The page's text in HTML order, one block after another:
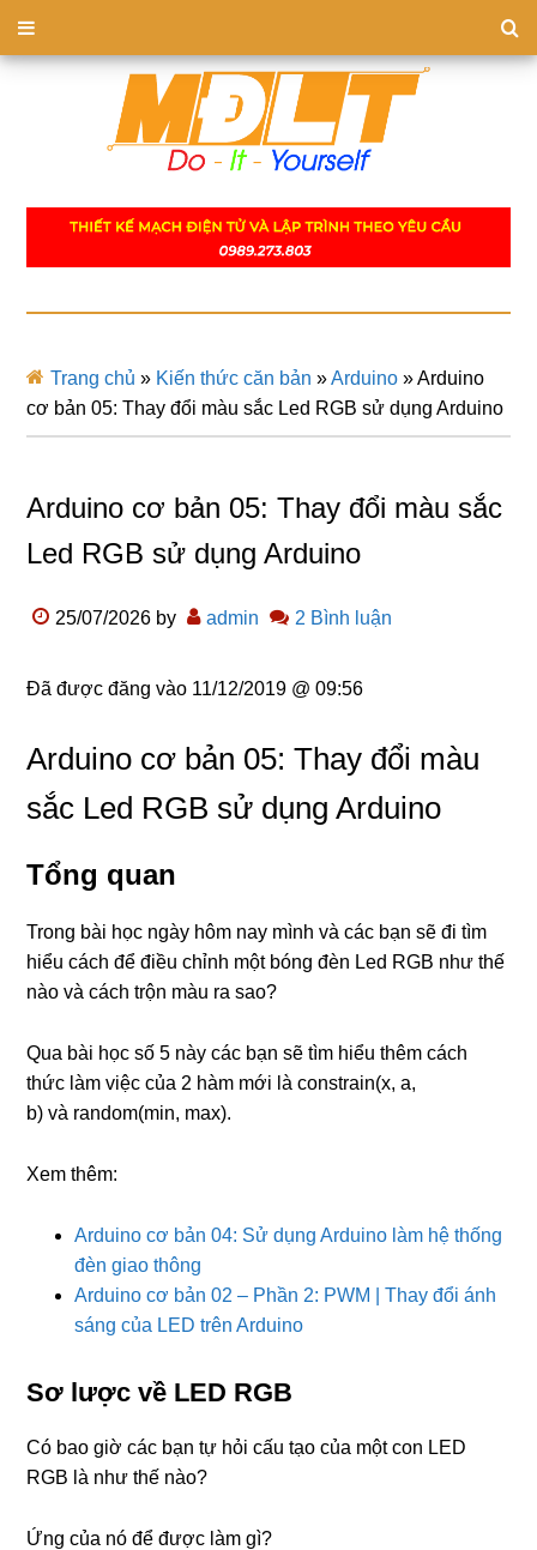
Trang chủ » Kiến thức căn bản »Arduino »Arduino
cơ bản 05: Thay đổi màu sắc Led RGB sử dụng Arduino
Arduino cơ bản 05: Thay đổi màu sắc
Led RGB sử dụng Arduino
25/07/2026 by admin 2 Bình luận
Đã được đăng vào 11/12/2019 @ 09:56
Arduino cơ bản 05: Thay đổi màu
sắc Led RGB sử dụng Arduino
Tổng quan
Trong bài học ngày hôm nay mình và các bạn sẽ đi tìm
hiểu cách để điều chỉnh một bóng đèn Led RGB như thế
nào và cách trộn màu ra sao?
Qua bài học số 5 này các bạn sẽ tìm hiểu thêm cách
thức làm việc của 2 hàm mới là constrain(x, a,
b) và random(min, max).
Xem thêm:
Arduino cơ bản 04: Sử dụng Arduino làm hệ thống
đèn giao thông
Arduino cơ bản 02 – Phần 2: PWM | Thay đổi ánh
sáng của LED trên Arduino
Sơ lược về LED RGB
Có bao giờ các bạn tự hỏi cấu tạo của một con LED
RGB là như thế nào?
Ứng của nó để được làm gì?